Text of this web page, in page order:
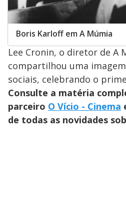
Boris Karloff em A Múmia
Lee Cronin, o diretor de A
compartilhou uma
sociais, celebrando o
Consulte a matéria
parceiro O Vício - Cinema
de todas as novidades